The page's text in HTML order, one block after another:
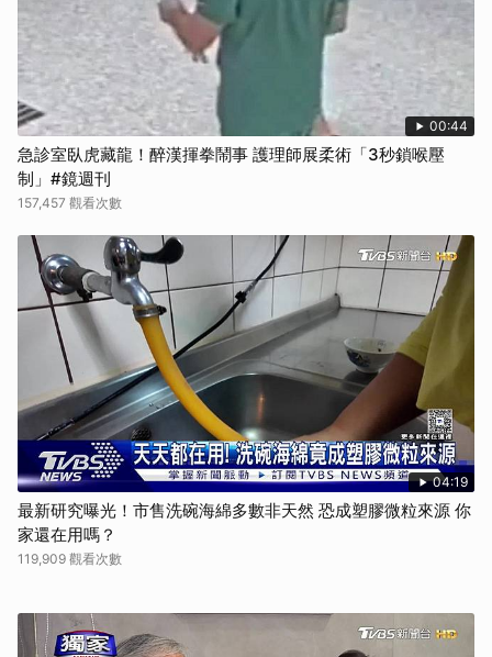
00:44
急診室臥虎藏龍！醉漢揮拳鬧事 護理師展柔術「3秒鎖喉壓
制」#鏡週刊
157,457 觀看次數
04:19
最新研究曝光！市售洗碗海綿多數非天然 恐成塑膠微粒來源 你
家還在用嗎？
119,909 觀看次數